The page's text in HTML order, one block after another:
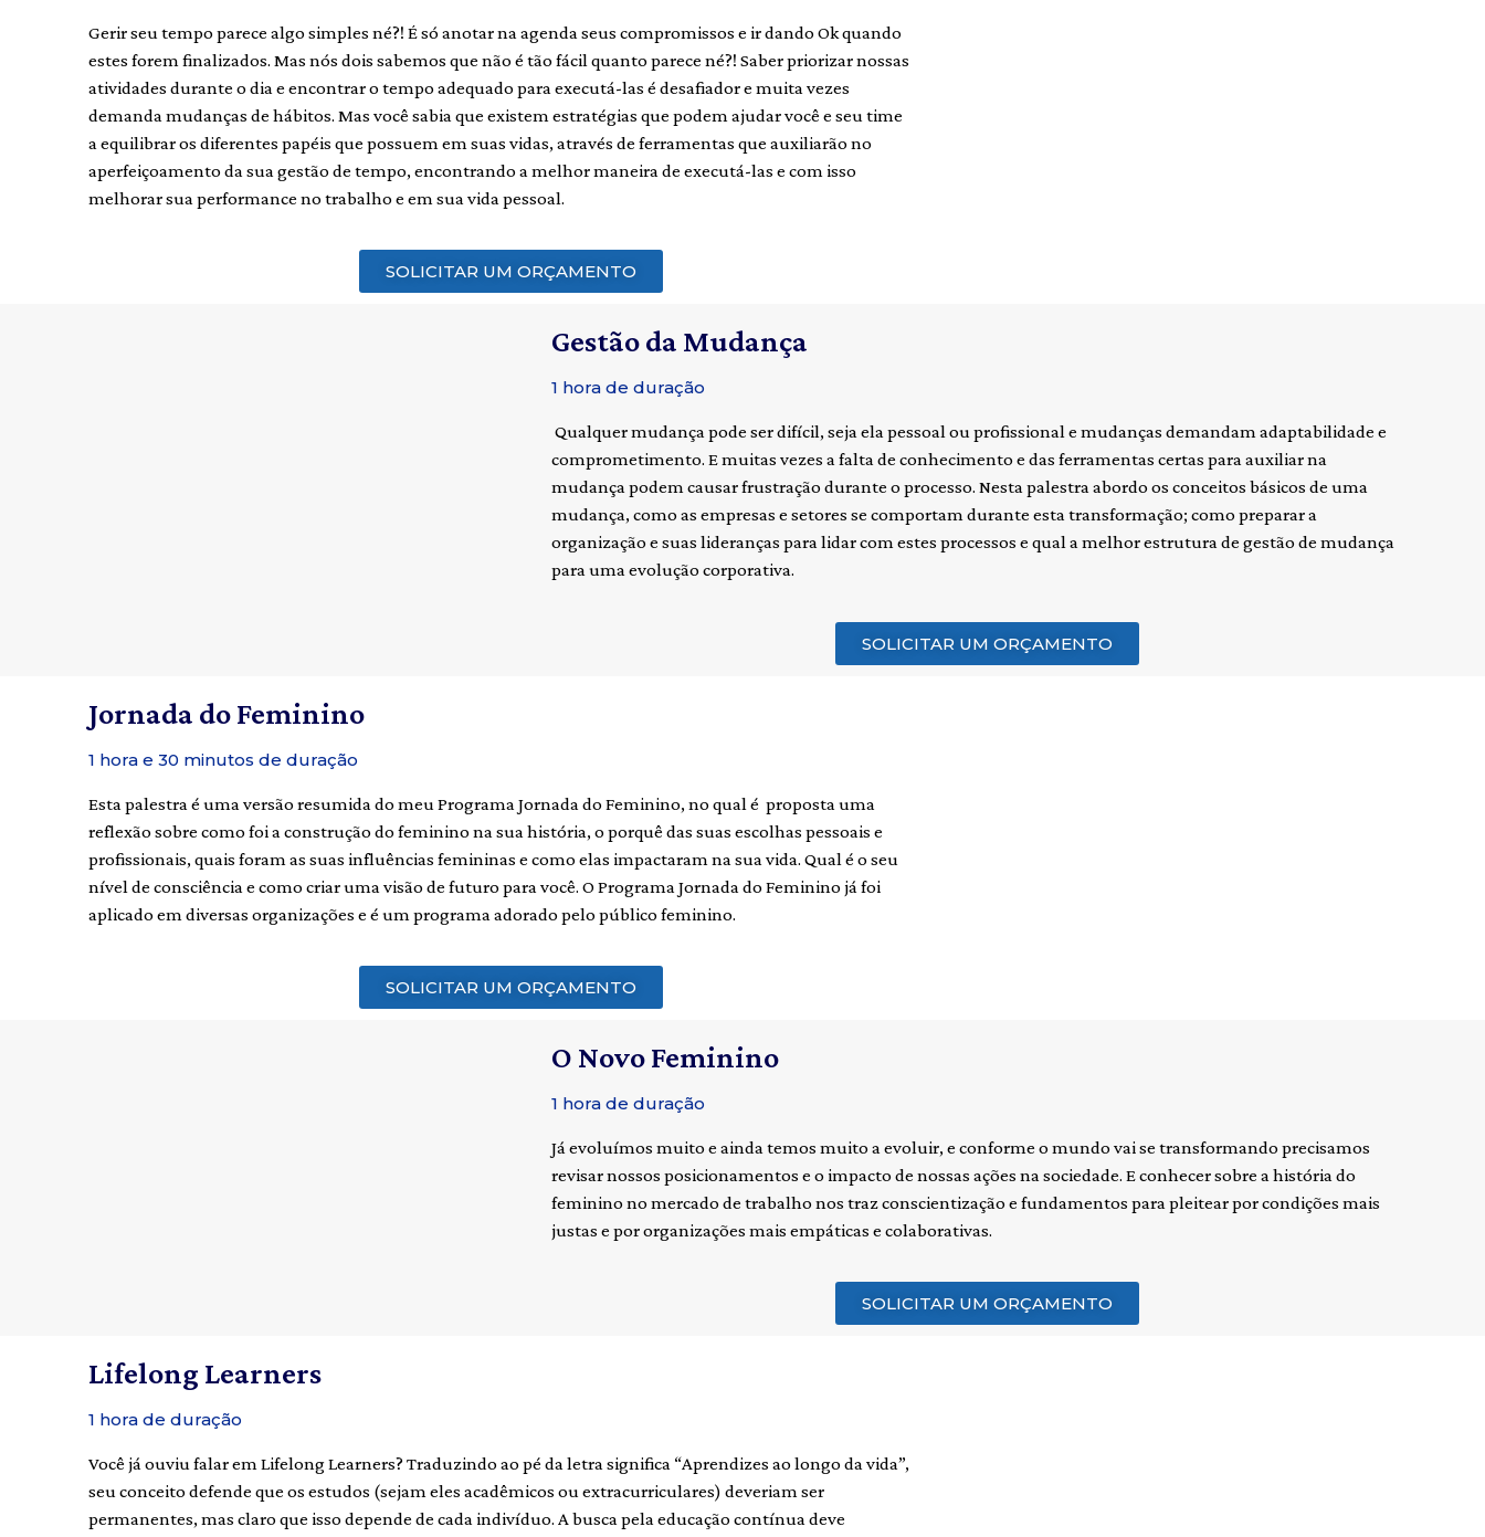
Gerir seu tempo parece algo simples né?! É só anotar na agenda seus compromissos e ir dando Ok quando
estes forem finalizados. Mas nós dois sabemos que não é tão fácil quanto parece né?! Saber priorizar nossas
atividades durante o dia e encontrar o tempo adequado para executá-las é desafiador e muita vezes
demanda mudanças de hábitos. Mas você sabia que existem estratégias que podem ajudar você e seu time
a equilibrar os diferentes papéis que possuem em suas vidas, através de ferramentas que auxiliarão no
aperfeiçoamento da sua gestão de tempo, encontrando a melhor maneira de executá-las e com isso
melhorar sua performance no trabalho e em sua vida pessoal.
SOLICITAR UM ORÇAMENTO
Gestão da Mudança
1 hora de duração
Qualquer mudança pode ser difícil, seja ela pessoal ou profissional e mudanças demandam adaptabilidade e
comprometimento. E muitas vezes a falta de conhecimento e das ferramentas certas para auxiliar na
mudança podem causar frustração durante o processo. Nesta palestra abordo os conceitos básicos de uma
mudança, como as empresas e setores se comportam durante esta transformação; como preparar a
organização e suas lideranças para lidar com estes processos e qual a melhor estrutura de gestão de mudança
para uma evolução corporativa.
SOLICITAR UM ORÇAMENTO
Jornada do Feminino
1 hora e 30 minutos de duração
Esta palestra é uma versão resumida do meu Programa Jornada do Feminino, no qual é proposta uma
reflexão sobre como foi a construção do feminino na sua história, o porquê das suas escolhas pessoais e
profissionais, quais foram as suas influências femininas e como elas impactaram na sua vida. Qual é o seu
nível de consciência e como criar uma visão de futuro para você. O Programa Jornada do Feminino já foi
aplicado em diversas organizações e é um programa adorado pelo público feminino.
SOLICITAR UM ORÇAMENTO
O Novo Feminino
1 hora de duração
Já evoluímos muito e ainda temos muito a evoluir, e conforme o mundo vai se transformando precisamos
revisar nossos posicionamentos e o impacto de nossas ações na sociedade. E conhecer sobre a história do
feminino no mercado de trabalho nos traz conscientização e fundamentos para pleitear por condições mais
justas e por organizações mais empáticas e colaborativas.
SOLICITAR UM ORÇAMENTO
Lifelong Learners
1 hora de duração
Você já ouviu falar em Lifelong Learners? Traduzindo ao pé da letra significa “Aprendizes ao longo da vida”,
seu conceito defende que os estudos (sejam eles acadêmicos ou extracurriculares) deveriam ser
permanentes, mas claro que isso depende de cada indivíduo. A busca pela educação contínua deve